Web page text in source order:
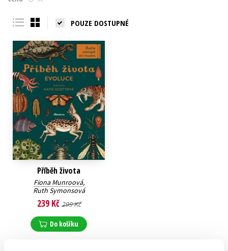
Young adult (SK)
POUZE DOSTUPNÉ
Příběh života
Fiona Munroová,
Ruth Symonsová
239 Kč 299 Kč
Do košíku